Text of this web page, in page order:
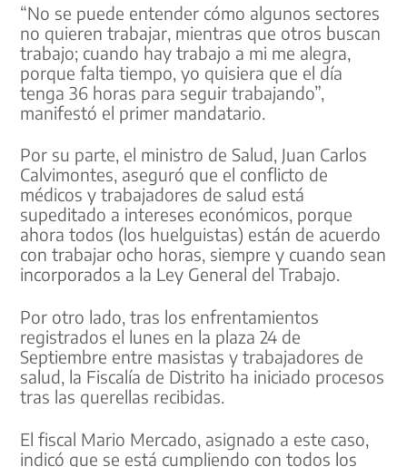
“No se puede entender cómo algunos sectores
no quieren trabajar, mientras que otros buscan
trabajo; cuando hay trabajo a mi me alegra,
porque falta tiempo, yo quisiera que el día
tenga 36 horas para seguir trabajando”,
manifestó el primer mandatario.
Por su parte, el ministro de Salud, Juan Carlos
Calvimontes, aseguró que el conflicto de
médicos y trabajadores de salud está
supeditado a intereses económicos, porque
ahora todos (los huelguistas) están de acuerdo
con trabajar ocho horas, siempre y cuando sean
incorporados a la Ley General del Trabajo.
Por otro lado, tras los enfrentamientos
registrados el lunes en la plaza 24 de
Septiembre entre masistas y trabajadores de
salud, la Fiscalía de Distrito ha iniciado procesos
tras las querellas recibidas.
El fiscal Mario Mercado, asignado a este caso,
indicó que se está cumpliendo con todos los